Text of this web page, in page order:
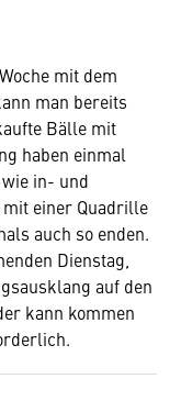
mit dem
man bereits
Bälle mit
haben einmal
in- und
mit einer Quadrille
auch so enden.
Dienstag,
auf den
kann kommen